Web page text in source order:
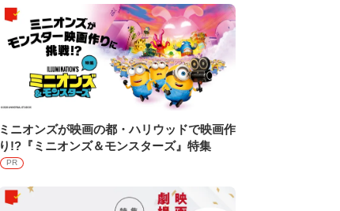
ミニオンズが映画の都・ハリウッドで映画作
り!?『ミニオンズ＆モンスターズ』特集
PR